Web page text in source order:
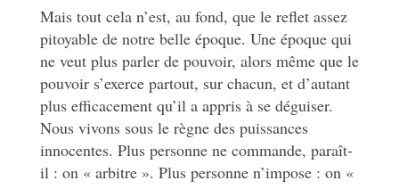
Mais tout cela n’est, au fond, que le reflet assez
pitoyable de notre belle époque. Une époque qui
ne veut plus parler de pouvoir, alors même que le
pouvoir s’exerce partout, sur chacun, et d’autant
plus efficacement qu’il a appris à se déguiser.
Nous vivons sous le règne des puissances
innocentes. Plus personne ne commande, paraît-
il : on « arbitre ». Plus personne n’impose : on «